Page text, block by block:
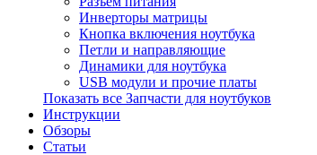
Инверторы матрицы
Кнопка включения ноутбука
Петли и направляющие
Динамики для ноутбука
USB модули и прочие платы
Показать все Запчасти для ноутбуков
Инструкции
Обзоры
Статьи